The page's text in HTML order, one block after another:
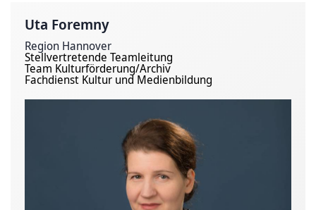
Uta Foremny
Region Hannover
Stellvertretende Teamleitung
Team Kulturförderung/Archiv
Fachdienst Kultur und Medienbildung